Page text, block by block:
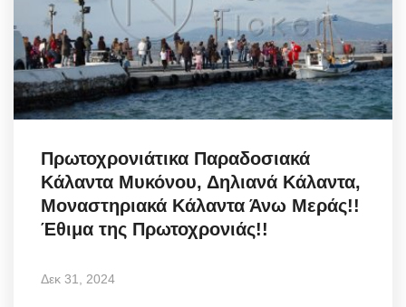
Business
Travel
World
Greece
Entertainment
Arts & Culture
Πρωτοχρονιάτικα Παραδοσιακά
Κάλαντα Μυκόνου, Δηλιανά Κάλαντα,
Μοναστηριακά Κάλαντα Άνω Μεράς!!
Έθιμα της Πρωτοχρονιάς!!
Δεκ 31, 2024